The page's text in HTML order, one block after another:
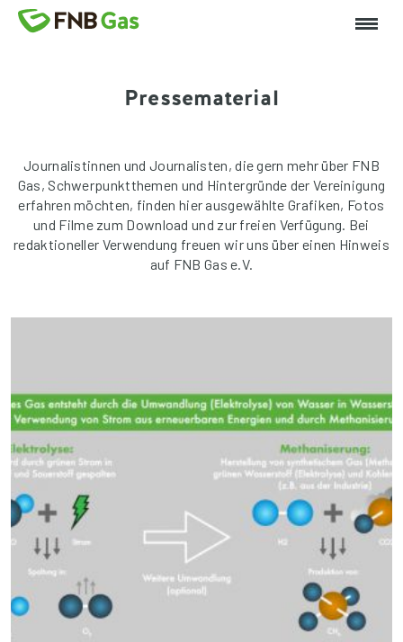
Pressematerial
Journalistinnen und Journalisten, die gern mehr über FNB
Gas, Schwerpunktthemen und Hintergründe der Vereinigung
erfahren möchten, finden hier ausgewählte Grafiken, Fotos
und Filme zum Download und zur freien Verfügung. Bei
redaktioneller Verwendung freuen wir uns über einen Hinweis
auf FNB Gas e.V.